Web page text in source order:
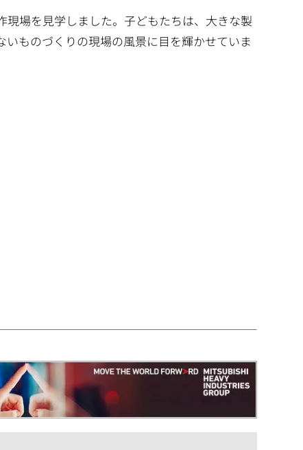
場を見学しました。子どもたちは、大きな製
ものづくりの現場の風景に目を輝かせていま